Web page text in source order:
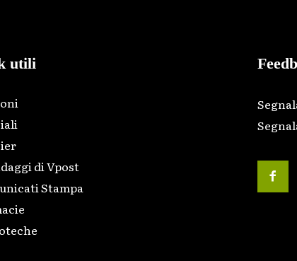
utili
di Vpost
Stampa